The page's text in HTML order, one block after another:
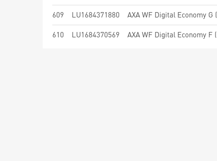
609 LU1684371880 AXA WF Digital Economy
610 LU1684370569 AXA WF Digital Economy F